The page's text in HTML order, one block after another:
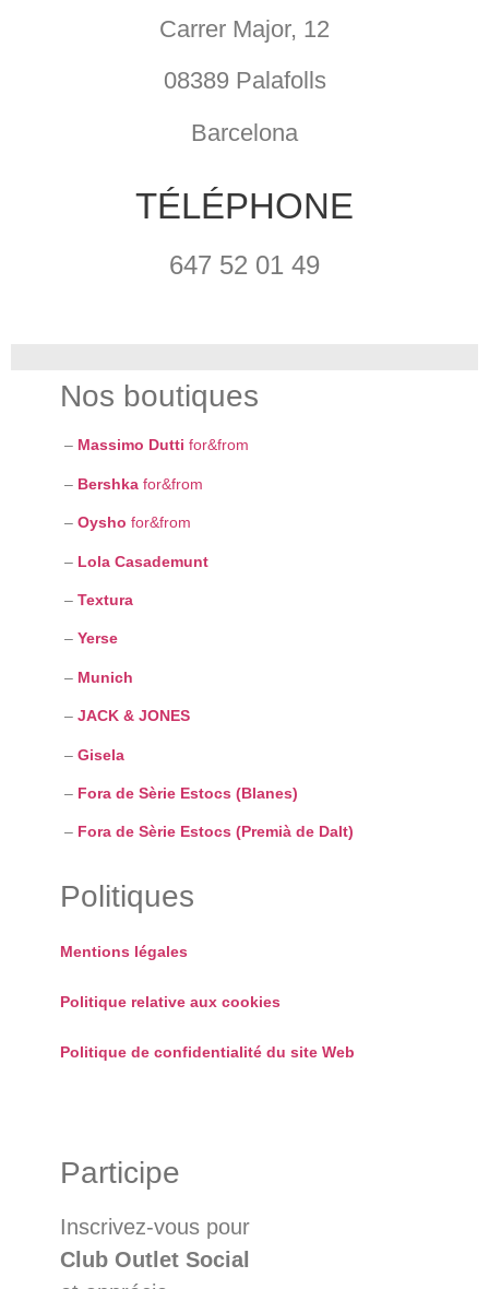
Carrer Major, 12
08389 Palafolls
Barcelona
TÉLÉPHONE
647 52 01 49
Nos boutiques
– Massimo Dutti for&from
– Bershka for&from
– Oysho for&from
– Lola Casademunt
– Textura
– Yerse
– Munich
– JACK & JONES
– Gisela
– Fora de Sèrie Estocs (Blanes)
– Fora de Sèrie Estocs (Premià de Dalt)
Politiques
Mentions légales
Politique relative aux cookies
Politique de confidentialité du site Web
Participe
Inscrivez-vous pour
Club Outlet Social